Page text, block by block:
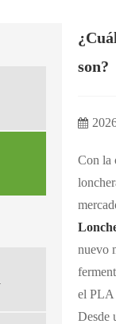
son?
Con la
nuevo
el PLA
Desde